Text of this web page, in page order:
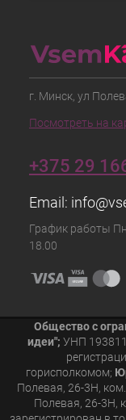
г. Минск, ул
Посмотреть на
+375 29
Email:
График работы
18.00
Общество с
идеи"; УНП
горисполкомом;
Полевая, 26-3Н,
Полевая, 26-3Н,